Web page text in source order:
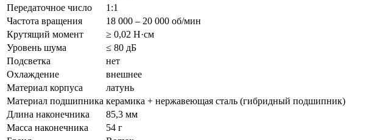
Передаточное число
1:1
Частота вращения
18 000 – 20 000 об/мин
Крутящий момент
≥ 0,02 Н·см
Уровень шума
≤ 80 дБ
Подсветка
нет
Охлаждение
внешнее
Материал корпуса
латунь
Материал подшипника керамика + нержавеющая сталь (гибридный подшипник)
Длина наконечника
85,3 мм
Масса наконечника
54 г